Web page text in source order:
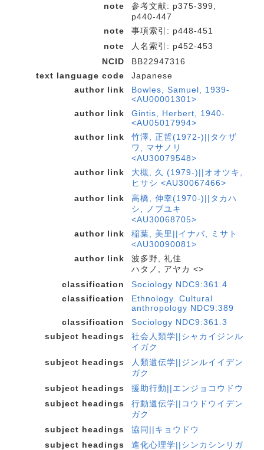
note
参考文献: p375-399,
p440-447
note
事項索引: p448-451
note
人名索引: p452-453
NCID
BB22947316
text language code
Japanese
author link
Bowles, Samuel, 1939-
<AU00001301>
author link
Gintis, Herbert, 1940-
<AU05017994>
author link
竹澤, 正哲(1972-)||タケザ
ワ, マサノリ
<AU30079548>
author link
大槻, 久 (1979-)||オオツキ,
ヒサシ <AU30067466>
author link
高橋, 伸幸(1970-)||タカハ
シ, ノブユキ
<AU30068705>
author link
稲葉, 美里||イナバ, ミサト
<AU30090081>
author link
波多野, 礼佳
ハタノ, アヤカ <>
classification
Sociology NDC9:361.4
classification
Ethnology. Cultural
anthropology NDC9:389
classification
Sociology NDC9:361.3
subject headings
社会人類学||シャカイジンル
イガク
subject headings
人類遺伝学||ジンルイイデン
ガク
subject headings
援助行動||エンジョコウドウ
subject headings
行動遺伝学||コウドウイデン
ガク
subject headings
協同||キョウドウ
subject headings
進化心理学||シンカシンリガ